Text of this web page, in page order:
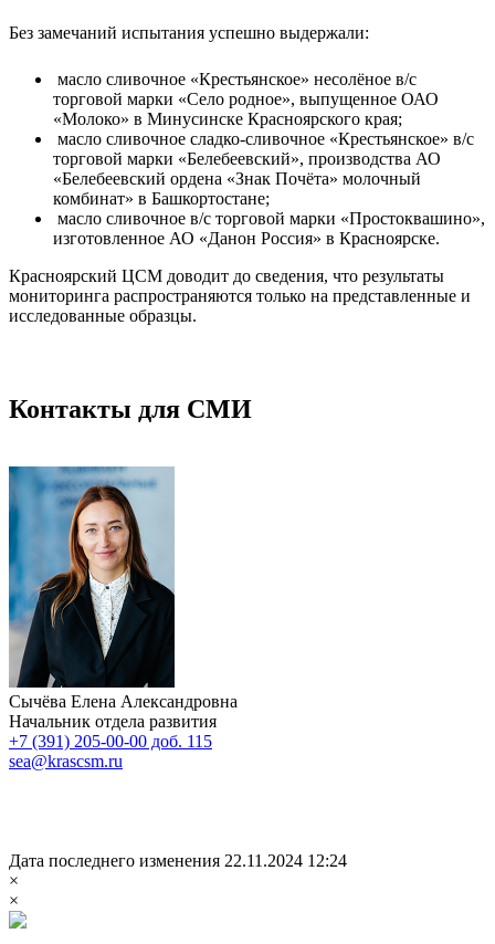
Без замечаний испытания успешно выдержали:
масло сливочное «Крестьянское» несолёное в/с
торговой марки «Село родное», выпущенное ОАО
«Молоко» в Минусинске Красноярского края;
масло сливочное сладко-сливочное «Крестьянское» в/с
торговой марки «Белебеевский», производства АО
«Белебеевский ордена «Знак Почёта» молочный
комбинат» в Башкортостане;
масло сливочное в/с торговой марки «Простоквашино»,
изготовленное АО «Данон Россия» в Красноярске.
Красноярский ЦСМ доводит до сведения, что результаты
мониторинга распространяются только на представленные и
исследованные образцы.
Контакты для СМИ
Сычёва Елена Александровна
Начальник отдела развития
+7 (391) 205-00-00 доб. 115
sea@krascsm.ru
Дата последнего изменения 22.11.2024 12:24
×
×